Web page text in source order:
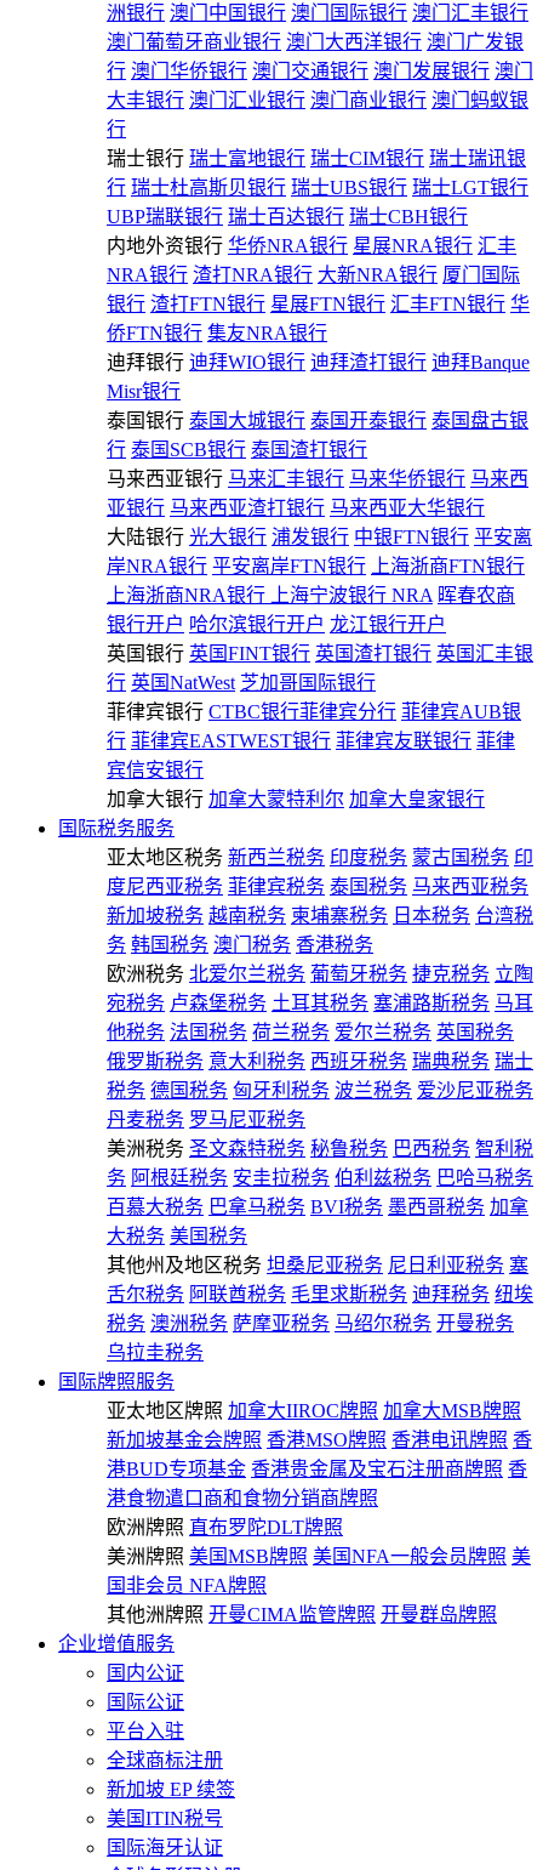
洲银行 澳门中国银行 澳门国际银行 澳门汇丰银行
澳门葡萄牙商业银行 澳门大西洋银行 澳门广发银
行 澳门华侨银行 澳门交通银行 澳门发展银行 澳门
大丰银行 澳门汇业银行 澳门商业银行 澳门蚂蚁银
行
瑞士银行 瑞士富地银行 瑞士CIM银行 瑞士瑞讯银
行 瑞士杜高斯贝银行 瑞士UBS银行 瑞士LGT银行
UBP瑞联银行 瑞士百达银行 瑞士CBH银行
内地外资银行 华侨NRA银行 星展NRA银行 汇丰
NRA银行 渣打NRA银行 大新NRA银行 厦门国际
银行 渣打FTN银行 星展FTN银行 汇丰FTN银行 华
侨FTN银行 集友NRA银行
迪拜银行 迪拜WIO银行 迪拜渣打银行 迪拜Banque
Misr银行
泰国银行 泰国大城银行 泰国开泰银行 泰国盘古银
行 泰国SCB银行 泰国渣打银行
马来西亚银行 马来汇丰银行 马来华侨银行 马来西
亚银行 马来西亚渣打银行 马来西亚大华银行
大陆银行 光大银行 浦发银行 中银FTN银行 平安离
岸NRA银行 平安离岸FTN银行
上海浙商FTN银行
上海浙商NRA银行
上海宁波银行 NRA 晖春农商
银行开户 哈尔滨银行开户 龙江银行开户
英国银行 英国FINT银行 英国渣打银行 英国汇丰银
行 英国NatWest 芝加哥国际银行
菲律宾银行 CTBC银行菲律宾分行 菲律宾AUB银
行 菲律宾EASTWEST银行 菲律宾友联银行 菲律
宾信安银行
加拿大银行 加拿大蒙特利尔 加拿大皇家银行
国际税务服务
亚太地区税务 新西兰税务 印度税务 蒙古国税务 印
度尼西亚税务 菲律宾税务 泰国税务 马来西亚税务
新加坡税务 越南税务 柬埔寨税务 日本税务 台湾税
务 韩国税务 澳门税务 香港税务
欧洲税务 北爱尔兰税务 葡萄牙税务 捷克税务 立陶
宛税务 卢森堡税务 土耳其税务 塞浦路斯税务 马耳
他税务 法国税务 荷兰税务 爱尔兰税务 英国税务
俄罗斯税务 意大利税务 西班牙税务 瑞典税务 瑞士
税务 德国税务 匈牙利税务 波兰税务 爱沙尼亚税务
丹麦税务 罗马尼亚税务
美洲税务 圣文森特税务 秘鲁税务 巴西税务 智利税
务 阿根廷税务 安圭拉税务 伯利兹税务 巴哈马税务
百慕大税务 巴拿马税务 BVI税务 墨西哥税务 加拿
大税务 美国税务
其他州及地区税务 坦桑尼亚税务 尼日利亚税务 塞
舌尔税务 阿联酋税务 毛里求斯税务 迪拜税务 纽埃
税务 澳洲税务 萨摩亚税务 马绍尔税务 开曼税务
乌拉圭税务
国际牌照服务
亚太地区牌照 加拿大IIROC牌照 加拿大MSB牌照
新加坡基金会牌照 香港MSO牌照 香港电讯牌照 香
港BUD专项基金 香港贵金属及宝石注册商牌照 香
港食物遣口商和食物分销商牌照
欧洲牌照 直布罗陀DLT牌照
美洲牌照 美国MSB牌照 美国NFA一般会员牌照 美
国非会员 NFA牌照
其他洲牌照 开曼CIMA监管牌照 开曼群岛牌照
企业增值服务
国内公证
国际公证
平台入驻
全球商标注册
新加坡 EP 续签
美国ITIN税号
国际海牙认证